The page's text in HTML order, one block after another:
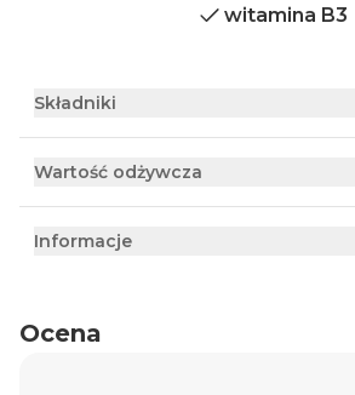
witamina B3
Składniki
Wartość odżywcza
Informacje
Ocena